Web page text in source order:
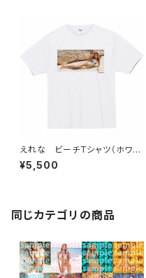
えれな ビーチTシャツ（ホワイ
ト）
¥5,500
同じカテゴリの商品